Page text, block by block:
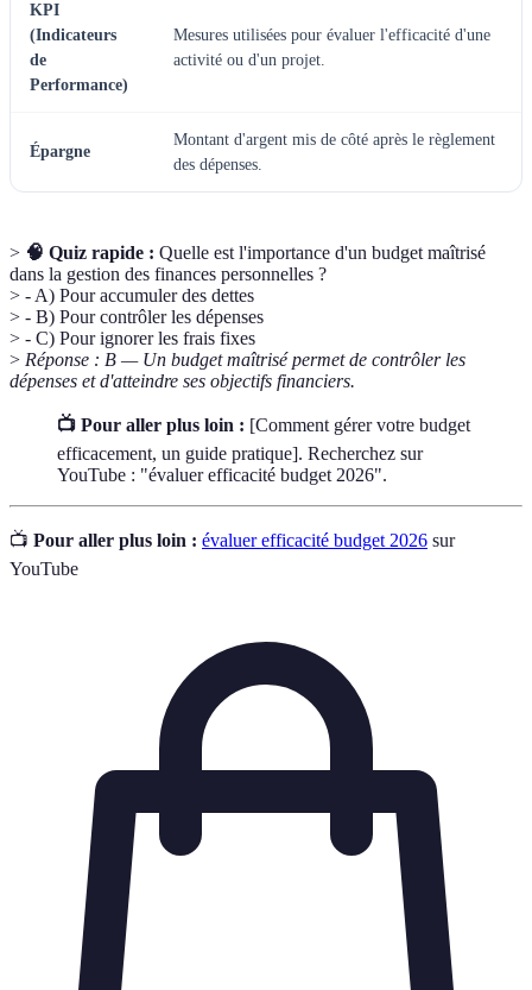
KPI
(Indicateurs
de
Performance)
Mesures utilisées pour évaluer l'efficacité d'une
activité ou d'un projet.
Épargne
Montant d'argent mis de côté après le règlement
des dépenses.
> 🧠 Quiz rapide : Quelle est l'importance d'un budget maîtrisé
dans la gestion des finances personnelles ?
> - A) Pour accumuler des dettes
> - B) Pour contrôler les dépenses
> - C) Pour ignorer les frais fixes
> Réponse : B — Un budget maîtrisé permet de contrôler les
dépenses et d'atteindre ses objectifs financiers.
📺 Pour aller plus loin : [Comment gérer votre budget
efficacement, un guide pratique]. Recherchez sur
YouTube : "évaluer efficacité budget 2026".
📺 Pour aller plus loin : évaluer efficacité budget 2026 sur
YouTube